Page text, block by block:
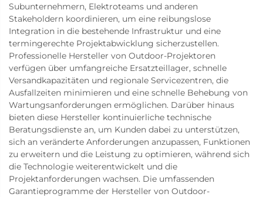
Subunternehmern, Elektroteams und anderen
Stakeholdern koordinieren, um eine reibungslose
Integration in die bestehende Infrastruktur und eine
termingerechte Projektabwicklung sicherzustellen.
Professionelle Hersteller von Outdoor-Projektoren
verfügen über umfangreiche Ersatzteillager, schnelle
Versandkapazitäten und regionale Servicezentren, die
Ausfallzeiten minimieren und eine schnelle Behebung von
Wartungsanforderungen ermöglichen. Darüber hinaus
bieten diese Hersteller kontinuierliche technische
Beratungsdienste an, um Kunden dabei zu unterstützen,
sich an veränderte Anforderungen anzupassen, Funktionen
zu erweitern und die Leistung zu optimieren, während sich
die Technologie weiterentwickelt und die
Projektanforderungen wachsen. Die umfassenden
Garantieprogramme der Hersteller von Outdoor-